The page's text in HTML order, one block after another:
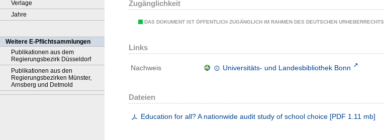
Verlage
Jahre
Weitere E-Pflichtsammlungen
Publikationen aus dem
Regierungsbezirk Düsseldorf
Publikationen aus den
Regierungsbezirken Münster,
Arnsberg und Detmold
Zugänglichkeit
DAS DOKUMENT IST ÖFFENTLICH ZUGÄNGLICH IM RAHMEN DES DEUTSCHEN URHEBERRECHTS.
Links
Nachweis Universitäts- und Landesbibliothek Bonn
Dateien
Education for all? A nationwide audit study of school choice [PDF 1.11 mb]